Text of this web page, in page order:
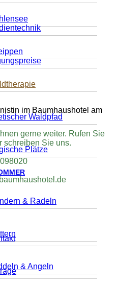
Waldpfad
Plätze
& Radeln
& Angeln
gerne weiter. Rufen Sie
schreiben Sie uns.